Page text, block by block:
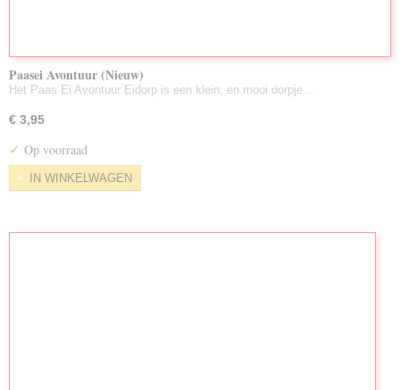
Paasei Avontuur (Nieuw)
Het Paas Ei Avontuur Eidorp is een klein, en mooi dorpje…
€ 3,95
✓ Op voorraad
IN WINKELWAGEN